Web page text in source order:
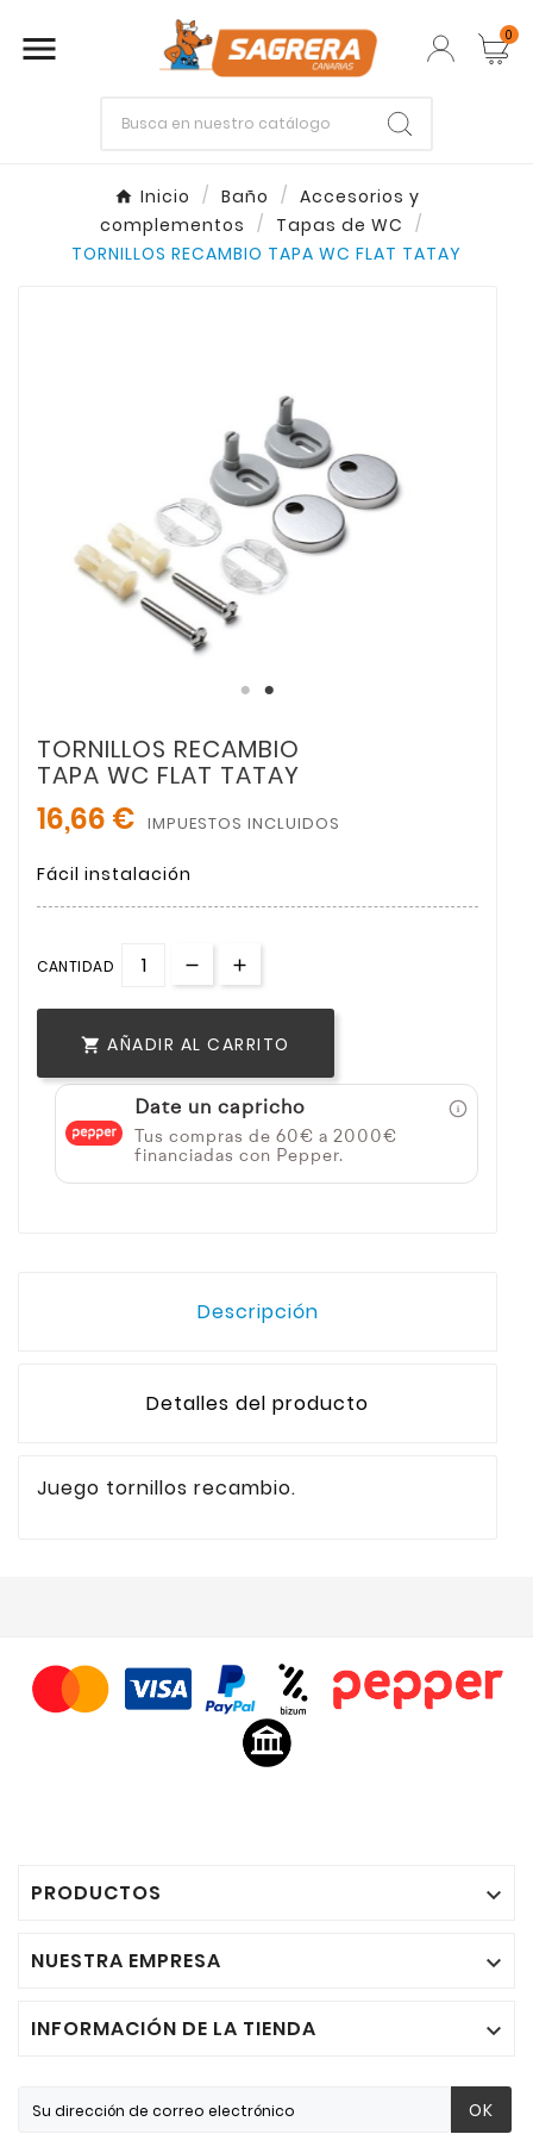
 0
Inicio Baño
Accesorios y
complementos
Tapas de WC
TORNILLOS RECAMBIO TAPA WC FLAT TATAY
TORNILLOS RECAMBIO
TAPA WC FLAT TATAY
16,66 € IMPUESTOS INCLUIDOS
Fácil instalación
CANTIDAD
 AÑADIR AL CARRITO
Date un capricho
Tus compras de 60€ a 2000€
financiadas con Pepper.
Descripción
Detalles del producto
Juego tornillos recambio.
PRODUCTOS 
NUESTRA EMPRESA 
INFORMACIÓN DE LA TIENDA 
OK